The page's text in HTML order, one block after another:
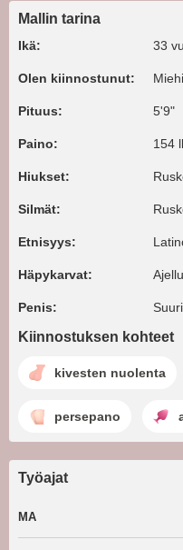
Mallin tarina
Ikä: 33
Olen kiinnostunut:
Pituus: 5'9"
Paino: 154
Hiukset:
Silmät:
Etnisyys:
Häpykarvat:
Penis: Suuri
Kiinnostuksen kohteet
kivesten nuolenta
persepano
Työajat
MA